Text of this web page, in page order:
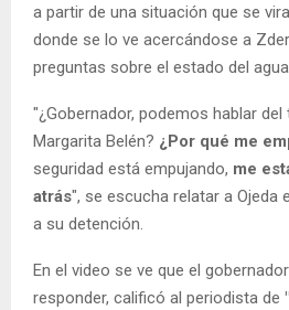
a partir de una situación que se
donde se lo ve acercándose a
preguntas sobre el estado del
"¿Gobernador, podemos hablar del
Margarita Belén? ¿Por qué me
seguridad está empujando, me
atrás", se escucha relatar a Ojeda
a su detención.
En el video se ve que el
responder, calificó al periodista de